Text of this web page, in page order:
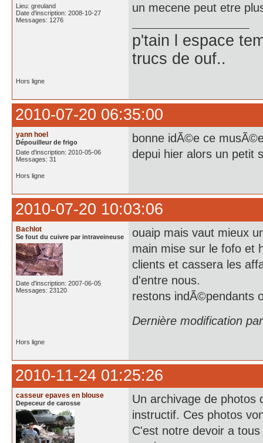
Lieu: greuland
Date d'inscription: 2008-10-27
Messages: 1276
un mecene peut etre
p'tain l espace
trucs de ouf..
Hors ligne
2010-07-20 06:35:00
yann hoel
Dépouilleur de frigo
Date d'inscription: 2010-05-06
Messages: 31
bonne idÃ©e ce
depui hier alors un petit
Hors ligne
2010-07-20 10:03:06
Bachlot
Se fout du cuivre par intraveineuse
Date d'inscription: 2007-06-05
Messages: 23120
ouaip mais vaut mieux
main mise sur le fofo et
clients et cassera les
d'entre nous.
restons indÃ©pendants
Dernière modification
Hors ligne
2010-11-24 01:25:26
casseur epaves en blouse
Depeceur de carosse
Un archivage de photos
instructif. Ces photos
C'est notre devoir a